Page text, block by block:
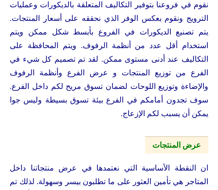
نقوم في فروعنا بتوفير التكاليف المتعلقة بالديكورات وعمليات
الترويج ونقوم بعكس الوفر الذي نحققه على أسعار المنتجات.
يتم تصنيع الديكورات في الفروع بأبسط شكل ممكن ويتم
استخدام أقل عدد من أنظمة الرفوف. ويتم المحافظة على
التكاليف عند أدنى مستوى ممكن. لقد تم تصميم كل شيء في
الفرع من توزيع المنتجات و عرض الفرع وأنظمة الرفوف
والإضاءة وتوزيع اللوحات لضمان تسوق مريح لكم داخل الفرع.
سوف تجدون أمامكم في الفرع بيئة تسوق بسيطة وليس جوا
يمكن أن يسبب لكم الإزعاج.
عرض المنتجات
ان النقطة الأساسية التي نعتمدها في عرض منتجاتنا داخل
المتاجر هي تأمين العثور على ما تطلبون بيسر وسهولة. لذلك تم